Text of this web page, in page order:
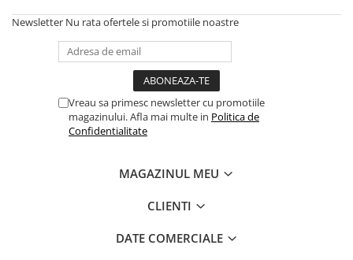
Newsletter Nu rata ofertele si promotiile noastre
Vreau sa primesc newsletter cu promotiile
magazinului. Afla mai multe in Politica de
Confidentialitate
MAGAZINUL MEU
CLIENTI
DATE COMERCIALE